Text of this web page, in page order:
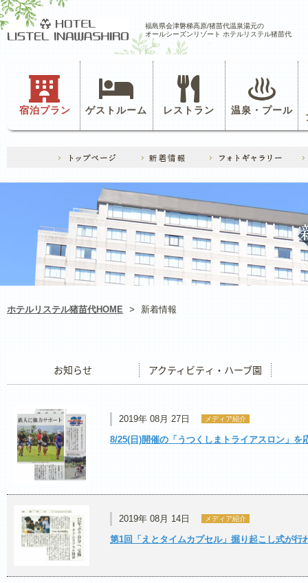
福島県会津磐梯高原/猪苗代温泉湯元の
オールシーズンリゾート ホテルリステル猪苗代
宿泊プラン ゲストルーム レストラン 温泉・プール
ホテルリステル猪苗代HOME > 新着情報
2019年 08月 27日 メディア紹介
8/25(日)開催の「うつくしまトライアスロン」を
2019年 08月 14日 メディア紹介
第1回「えとタイムカプセル」掘り起こし式が行